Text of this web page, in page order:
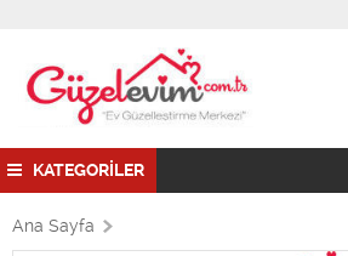
KATEGORİLER
Ana Sayfa